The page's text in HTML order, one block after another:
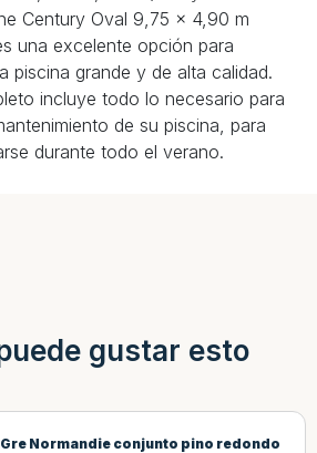
Century Oval 9,75 x 4,90 m
una excelente opción para
piscina grande y de alta calidad.
incluye todo lo necesario para
de su piscina, para
durante todo el verano.
gustar esto
Normandie conjunto pino redondo